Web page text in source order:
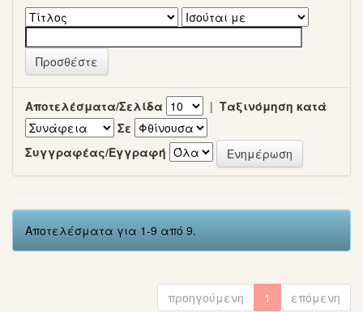
Αποτελέσματα/Σελίδα | Ταξινόμηση κατά
Σε
Συγγραφέας/Εγγραφή
Αποτελέσματα για 1-9 από 9.
προηγούμενη 1 επόμενη